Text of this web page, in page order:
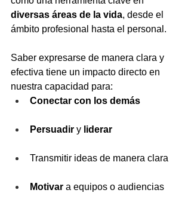
diversas áreas de la vida, desde el
ámbito profesional hasta el personal.
Saber expresarse de manera clara y
efectiva tiene un impacto directo en
nuestra capacidad para:
Conectar con los demás
Persuadir y liderar
Transmitir ideas de manera clara
Motivar a equipos o audiencias